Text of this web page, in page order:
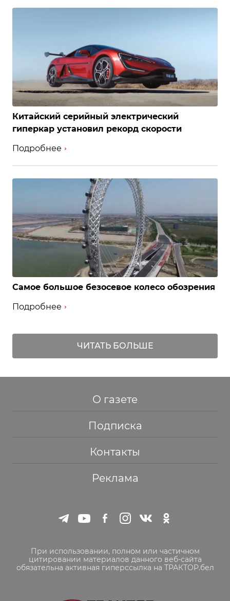
Китайский серийный электрический
гиперкар установил рекорд скорости
Подробнее
Самое большое безосевое колесо обозрения
Подробнее
ЧИТАТЬ БОЛЬШЕ
О газете
Подписка
Контакты
Реклама
При использовании, полном или частичном
цитировании материалов данного веб-сайта
обязательна активная гиперссылка на ТРАКТОР.бел